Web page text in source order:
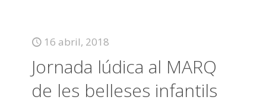
16 abril, 2018
Jornada lúdica al MARQ
de les belleses infantils